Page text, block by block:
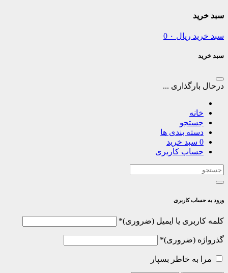
سبد خرید
سبد خرید ریال 0
سبد خرید
درحال بارگذاری ...
خانه
جستجو
دسته بندی ها
0 سبد خرید
حساب کاربری
ورود به حساب کاربری
کلمه کاربری یا ایمیل *
گذرواژه *
مرا به خاطر بسپار